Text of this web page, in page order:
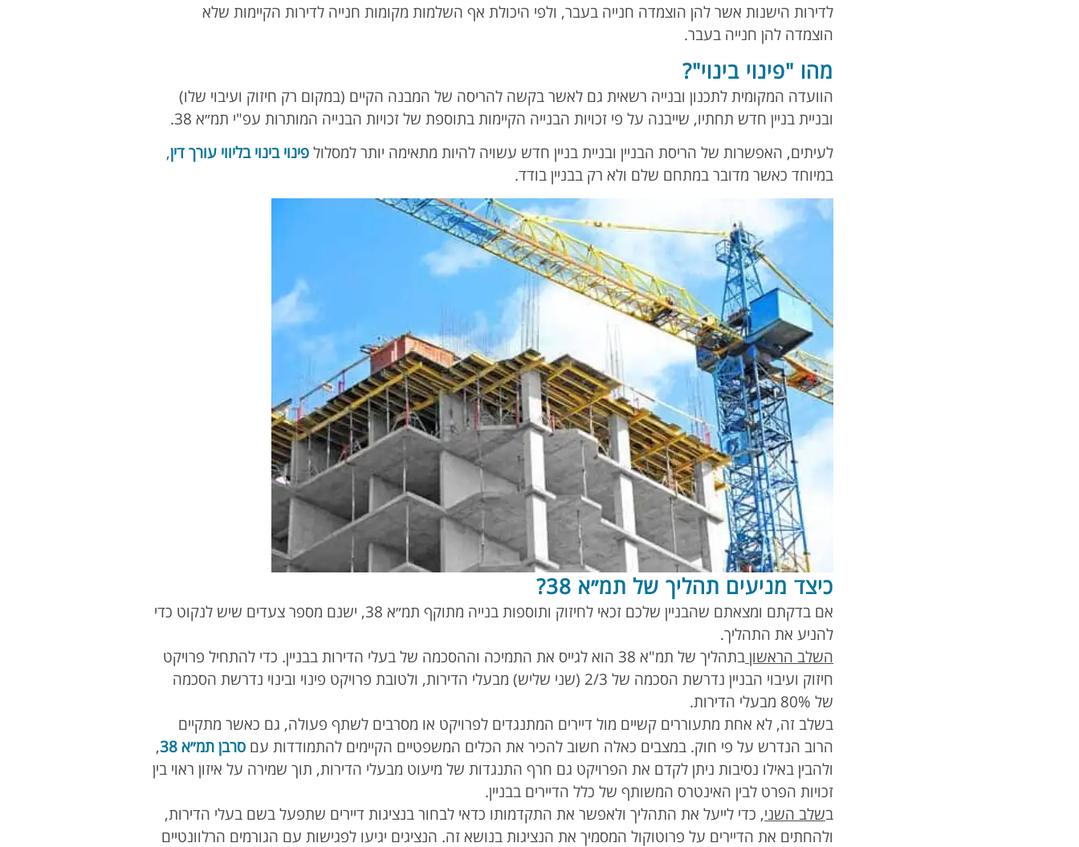
לדירות הישנות אשר להן הוצמדה חנייה בעבר, ולפי היכולת אף השלמות מקומות חנייה לדירות הקיימות שלא
הוצמדה להן חנייה בעבר.
מהו "פינוי בינוי"?
הוועדה המקומית לתכנון ובנייה רשאית גם לאשר בקשה להריסה של המבנה הקיים (במקום רק חיזוק ועיבוי שלו)
ובניית בניין חדש תחתיו, שייבנה על פי זכויות הבנייה הקיימות בתוספת של זכויות הבנייה המותרות עפ"י תמ״א 38.
לעיתים, האפשרות של הריסת הבניין ובניית בניין חדש עשויה להיות מתאימה יותר למסלול פינוי בינוי בליווי עורך דין,
במיוחד כאשר מדובר במתחם שלם ולא רק בבניין בודד.
כיצד מניעים תהליך של תמ״א 38?
אם בדקתם ומצאתם שהבניין שלכם זכאי לחיזוק ותוספות בנייה מתוקף תמ״א 38, ישנם מספר צעדים שיש לנקוט כדי
להניע את התהליך.
השלב הראשון
בתהליך של תמ"א 38 הוא לגייס את התמיכה וההסכמה של בעלי הדירות בבניין. כדי להתחיל פרויקט
חיזוק ועיבוי הבניין נדרשת הסכמה של 2/3 (שני שליש) מבעלי הדירות, ולטובת פרויקט פינוי ובינוי נדרשת הסכמה
של 80% מבעלי הדירות.
בשלב זה, לא אחת מתעוררים קשיים מול דיירים המתנגדים לפרויקט או מסרבים לשתף פעולה, גם כאשר מתקיים
הרוב הנדרש על פי חוק. במצבים כאלה חשוב להכיר את הכלים המשפטיים הקיימים להתמודדות עם סרבן תמ״א 38
,
ולהבין באילו נסיבות ניתן לקדם את הפרויקט גם חרף התנגדות של מיעוט מבעלי הדירות, תוך שמירה על איזון ראוי בין
זכויות הפרט לבין האינטרס המשותף של כלל הדיירים בבניין.
בשלב השני, כדי לייעל את התהליך ולאפשר את התקדמותו כדאי לבחור בנציגות דיירים שתפעל בשם בעלי הדירות,
ולהחתים את הדיירים על פרוטוקול המסמיך את הנציגות בנושא זה. הנציגים יגיעו לפגישות עם הגורמים הרלוונטיים